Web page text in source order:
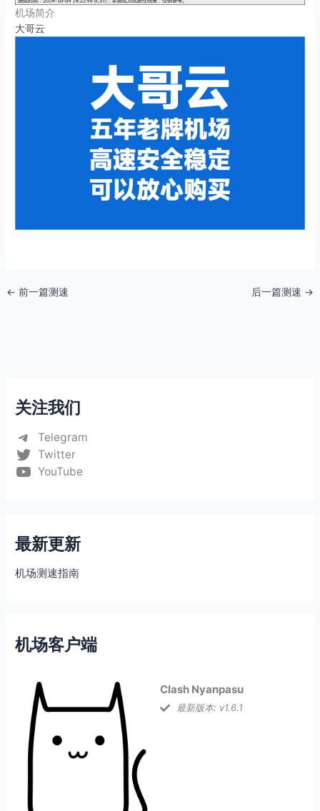
关注我们
Telegram
Twitter
YouTube
最新更新
机场测速指南
机场客户端
Clash Nyanpasu
最新版本: v1.6.1
机场简介
大哥云
← 前一篇测速 后一篇测速 →